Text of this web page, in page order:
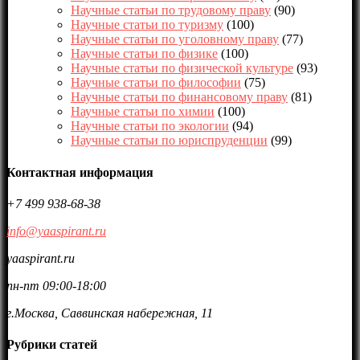
Научные статьи по трудовому праву (90)
Научные статьи по туризму (100)
Научные статьи по уголовному праву (77)
Научные статьи по физике (100)
Научные статьи по физической культуре (93)
Научные статьи по философии (75)
Научные статьи по финансовому праву (81)
Научные статьи по химии (100)
Научные статьи по экологии (94)
Научные статьи по юриспруденции (99)
Контактная информация
+7 499 938-68-38
info@yaaspirant.ru
yaaspirant.ru
пн-пт 09:00-18:00
г.Москва, Саввинская набережная, 11
Рубрики статей